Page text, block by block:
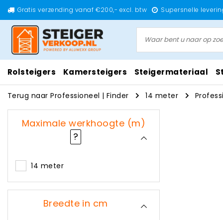
Gratis verzending vanaf €200,- excl. btw Supersnelle
Rolsteigers Kamersteigers Steigermateriaal
Terug naar Professioneel | Finder 14 meter
Maximale werkhoogte (m)
?
14 meter
Breedte in cm